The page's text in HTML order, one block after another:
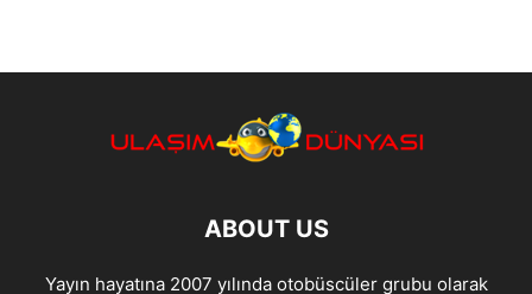
ABOUT US
Yayın hayatına 2007 yılında otobüscüler grubu olarak